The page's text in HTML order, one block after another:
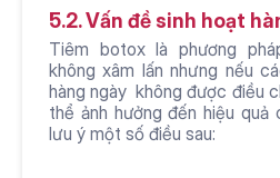
5.2. Vấn đề sinh hoạt
Tiêm botox là phương
không xâm lấn nhưng nếu
hàng ngày  không được điều
thể ảnh hưởng đến hiệu quả
lưu ý một số điều sau: